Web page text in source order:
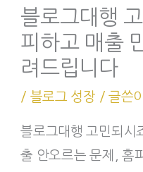
블로그대행
피하고 매출
려드립니다
/ 블로그 성장 / 글쓴이
블로그대행 고민되시
출 안오르는 문제, 홈